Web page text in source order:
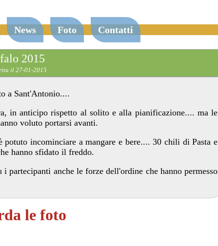
News Foto Contatti
2015
il 27-01-2015
a Sant'Antonio....
in anticipo rispetto al solito e alla pianificazione.... ma le
voluto portarsi avanti.
incominciare a mangare e bere.... 30 chili di Pasta e
hanno sfidato il freddo.
partecipanti anche le forze dell'ordine che hanno permesso
le foto